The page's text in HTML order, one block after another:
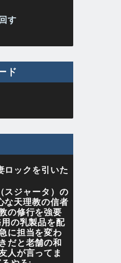
す
ド
ロックを引いた
スジャータ）の
な天理教の信者
の修行を強要
の乳製品を配
に担当を変わ
だと老舗の和
人が言ってま